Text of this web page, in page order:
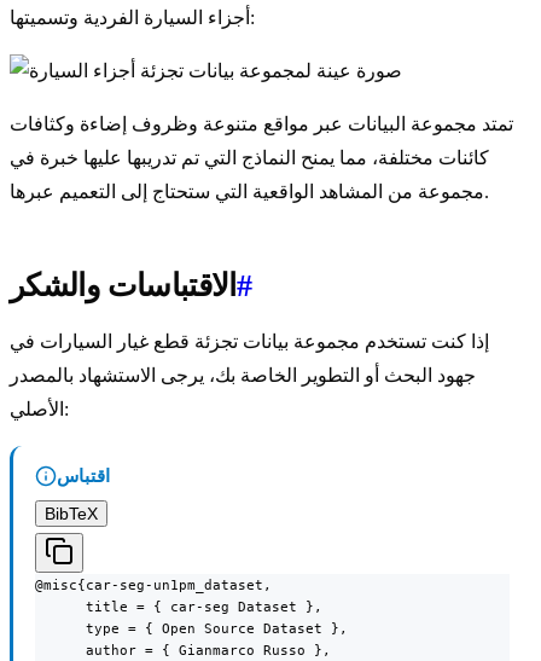
أجزاء السيارة الفردية وتسميتها:
تمتد مجموعة البيانات عبر مواقع متنوعة وظروف إضاءة وكثافات
كائنات مختلفة، مما يمنح النماذج التي تم تدريبها عليها خبرة في
مجموعة من المشاهد الواقعية التي ستحتاج إلى التعميم عبرها.
الاقتباسات والشكر #
إذا كنت تستخدم مجموعة بيانات تجزئة قطع غيار السيارات في
جهود البحث أو التطوير الخاصة بك، يرجى الاستشهاد بالمصدر
الأصلي:
اقتباس
BibTeX
@misc{car-seg-un1pm_dataset,
      title = { car-seg Dataset },
      type = { Open Source Dataset },
      author = { Gianmarco Russo },